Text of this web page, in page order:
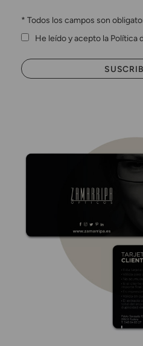
* Todos los campos son
He leído y acepto la Política